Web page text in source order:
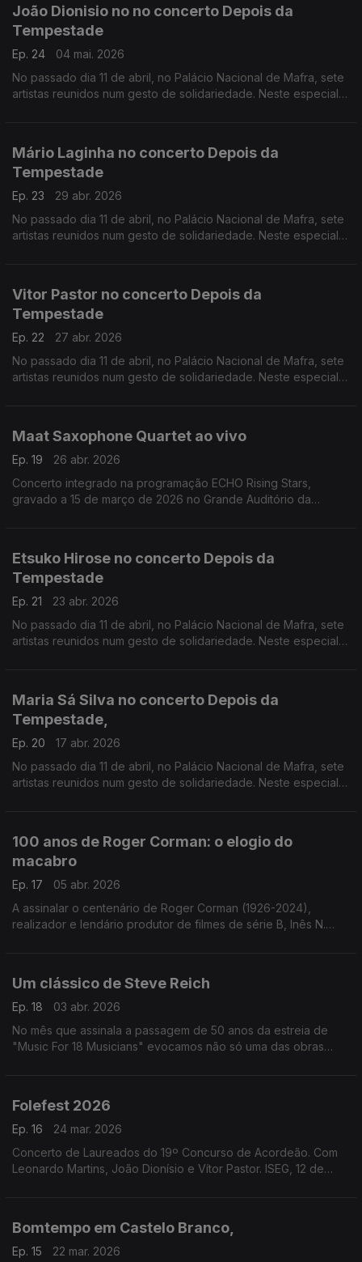
João Dionisio no no concerto Depois da
Tempestade
Ep. 24
04 mai. 2026
No passado dia 11 de abril, no Palácio Nacional de Mafra, sete
artistas reunidos num gesto de solidariedade. Neste especial
Mário Laginha no concerto Depois da
Tempestade
Ep. 23
29 abr. 2026
No passado dia 11 de abril, no Palácio Nacional de Mafra, sete
artistas reunidos num gesto de solidariedade. Neste especial
Vitor Pastor no concerto Depois da
Tempestade
Ep. 22
27 abr. 2026
No passado dia 11 de abril, no Palácio Nacional de Mafra, sete
artistas reunidos num gesto de solidariedade. Neste especial
Maat Saxophone Quartet ao vivo
Ep. 19
26 abr. 2026
Concerto integrado na programação ECHO Rising Stars,
gravado a 15 de março de 2026 no Grande Auditório da
Etsuko Hirose no concerto Depois da
Tempestade
Ep. 21
23 abr. 2026
No passado dia 11 de abril, no Palácio Nacional de Mafra, sete
artistas reunidos num gesto de solidariedade. Neste especial
Maria Sá Silva no concerto Depois da
Tempestade,
Ep. 20
17 abr. 2026
No passado dia 11 de abril, no Palácio Nacional de Mafra, sete
artistas reunidos num gesto de solidariedade. Neste especial
100 anos de Roger Corman: o elogio do
macabro
Ep. 17
05 abr. 2026
A assinalar o centenário de Roger Corman (1926-2024),
realizador e lendário produtor de filmes de série B, Inês N.
Um clássico de Steve Reich
Ep. 18
03 abr. 2026
No mês que assinala a passagem de 50 anos da estreia de
"Music For 18 Musicians" evocamos não só uma das obras
Folefest 2026
Ep. 16
24 mar. 2026
Concerto de Laureados do 19º Concurso de Acordeão. Com
Leonardo Martins, João Dionísio e Vítor Pastor. ISEG, 12 de
Bomtempo em Castelo Branco,
Ep. 15
22 mar. 2026